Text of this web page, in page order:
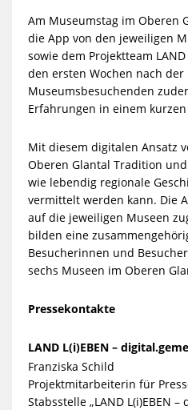
Am Museumstag im Oberen
die App von den jeweiligen
sowie dem Projektteam
den ersten Wochen nach
Museumsbesuchenden
Erfahrungen in einem
Mit diesem digitalen Ansatz
Oberen Glantal Tradition
wie lebendig regionale
vermittelt werden kann. Die
auf die jeweiligen Museen
bilden eine
Besucherinnen und
sechs Museen im Oberen
Pressekontakte
LAND L(i)EBEN –
Franziska Schild
Projektmitarbeiterin für
Stabsstelle „LAND L(i)EBEN